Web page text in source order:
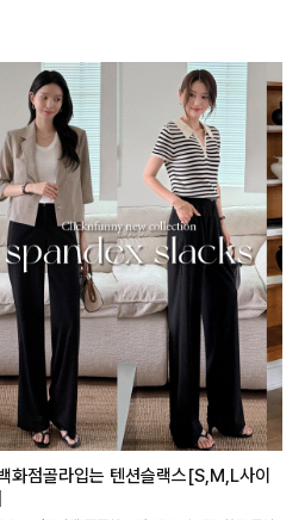
화점골라입는 텐션슬랙스[S,M,L사이